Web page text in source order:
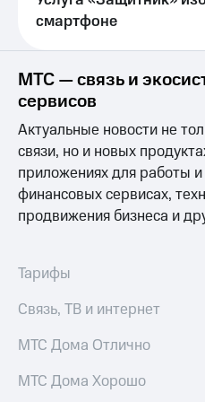
и не
только
Финансы
Детям
и родителям
Здоровье
и фитнес
Приложения
КИОН
Музыка
Live
Мой
МТС
Все
Инвестиции
Получайте
доход
полисов
Скидка 30%
смартфоне
МТС — связь и
сервисов
Актуальные новости не
связи, но и новых
приложениях для работы
финансовых сервисах,
продвижения бизнеса и
Тарифы
Связь, ТВ и интернет
МТС Дома Отлично
МТС Дома Хорошо